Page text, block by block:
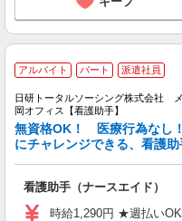
アルバイト パート 派遣社員
日研トータルソーシング株式会社
岡オフィス【看護助手】
無資格OK！ 医療行為なし
にチャレンジできる、看護助
看護助手（ナースエイド）
時給1,290円 ★週払い